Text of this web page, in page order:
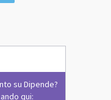
su Dipende?
qui: